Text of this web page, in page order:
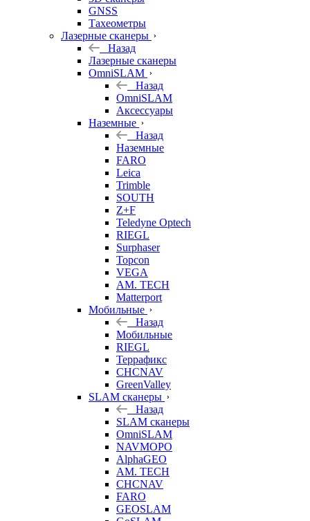
GNSS
Тахеометры
Лазерные сканеры
Назад
Лазерные сканеры
OmniSLAM
Назад
OmniSLAM
Аксессуары
Наземные
Назад
Наземные
FARO
Leica
Trimble
SOUTH
Z+F
Teledyne Optech
RIEGL
Surphaser
Topcon
VEGA
AM. TECH
Matterport
Мобильные
Назад
Мобильные
RIEGL
Террафикс
CHCNAV
GreenValley
SLAM сканеры
Назад
SLAM сканеры
OmniSLAM
NAVMOPO
AlphaGEO
AM. TECH
CHCNAV
FARO
GEOSLAM